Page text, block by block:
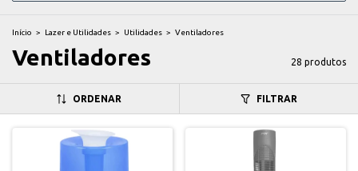
Início > Lazer e Utilidades > Utilidades > Ventiladores
Ventiladores 28 produtos
ORDENAR FILTRAR